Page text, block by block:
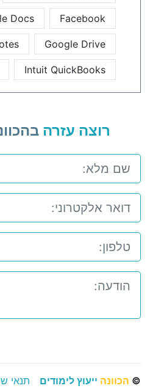
Facebook
Docs
Google Drive
Intuit QuickBooks
רוצה עזרה
© הכוונה ייעוץ לימודים תנאי